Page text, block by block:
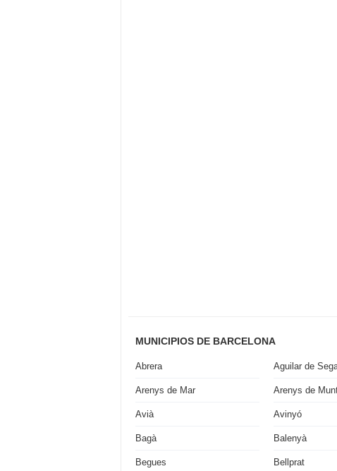
MUNICIPIOS DE BARCELONA
Abrera Aguilar de
Arenys de Mar Arenys de
Avià Avinyó
Bagà Balenyà
Begues Bellprat